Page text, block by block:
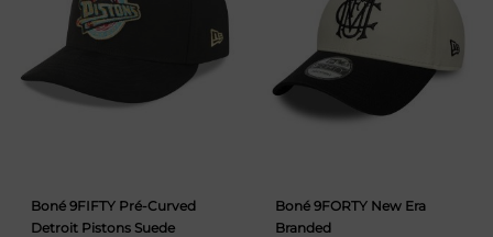
Boné 9FIFTY Pré-Curved
Detroit Pistons Suede
Boné 9FORTY New Era
Branded